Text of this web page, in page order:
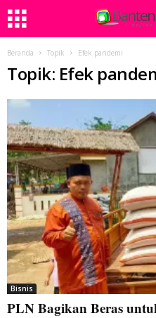
Beranda Topik Efek pandemi
Topik: Efek
Bisnis
PLN Bagikan Beras